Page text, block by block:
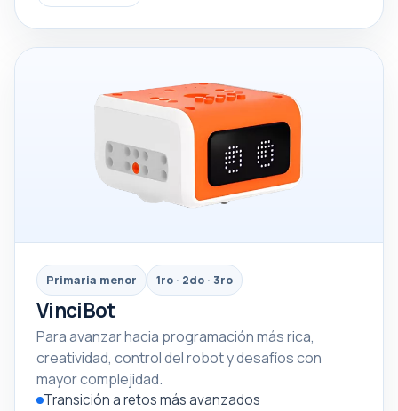
Primaria menor 1ro · 2do · 3ro
VinciBot
Para avanzar hacia programación más rica,
creatividad, control del robot y desafíos con
mayor complejidad.
Transición a retos más avanzados